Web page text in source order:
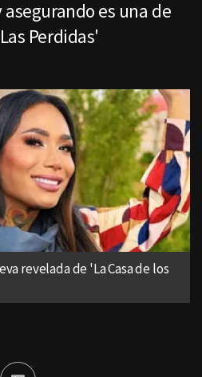
es una de
Perdidas'
revelada de 'La Casa de los